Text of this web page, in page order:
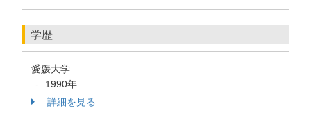
学歴
愛媛大学
-
1990年
詳細を見る